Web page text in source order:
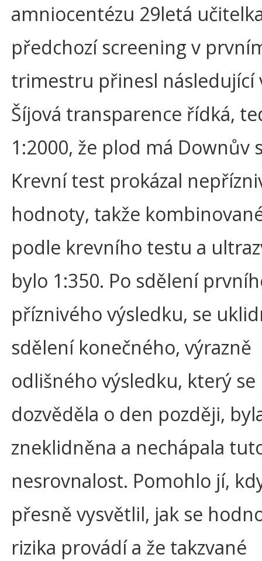
amniocentézu 29letá
předchozí screening v
trimestru přinesl následující
Šíjová transparence řídká,
1:2000, že plod má Downův
Krevní test prokázal
hodnoty, takže
podle krevního testu a
bylo 1:350. Po sdělení
příznivého výsledku, se
sdělení konečného, výrazně
odlišného výsledku, který se
dozvěděla o den později,
zneklidněna a nechápala
nesrovnalost. Pomohlo jí,
přesně vysvětlil, jak se
rizika provádí a že takzvané